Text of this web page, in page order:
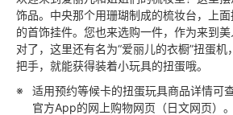
饰品。中央那个用珊瑚制成的梳妆台，上
的首饰挂件。您也来选购一件，作为来到美
对了，这里还有名为“爱丽儿的衣橱”扭蛋
把手，就能获得装着小玩具的扭蛋哦。
适用预约等候卡的扭蛋玩具商品详情可
官方App的网上购物网页（日文网页）。